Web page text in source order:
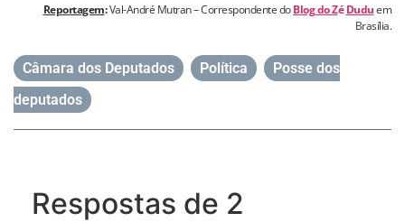
Reportagem:Val-André Mutran – Correspondente doBlog do ZéDuduem
Brasília.
Câmara dos Deputados Política
Posse dos
deputados
Respostas de 2